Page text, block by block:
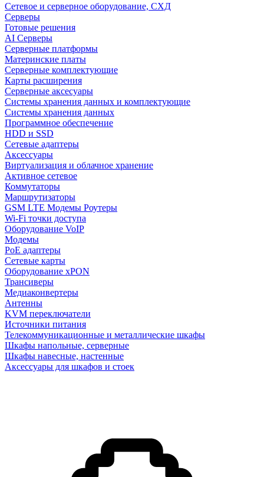
Сетевое и серверное оборудование, СХД
Cерверы
Готовые решения
AI Серверы
Серверные платформы
Материнские платы
Серверные комплектующие
Карты расширения
Серверные аксесуары
Системы хранения данных и комплектующие
Системы хранения данных
Программное обеспечение
HDD и SSD
Сетевые адаптеры
Аксессуары
Виртуализация и облачное хранение
Активное сетевое
Коммутаторы
Маршрутизаторы
GSM LTE Модемы Роутеры
Wi-Fi точки доступа
Оборудование VoIP
Модемы
PoE адаптеры
Сетевые карты
Оборудование xPON
Трансиверы
Медиаконвертеры
Антенны
KVM переключатели
Источники питания
Телекоммуникационные и металлические шкафы
Шкафы напольные, серверные
Шкафы навесные, настенные
Аксессуары для шкафов и стоек